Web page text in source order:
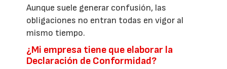
Aunque suele generar confusión, las
obligaciones no entran todas en vigor al
mismo tiempo.
¿Mi empresa tiene que elaborar la
Declaración de Conformidad?